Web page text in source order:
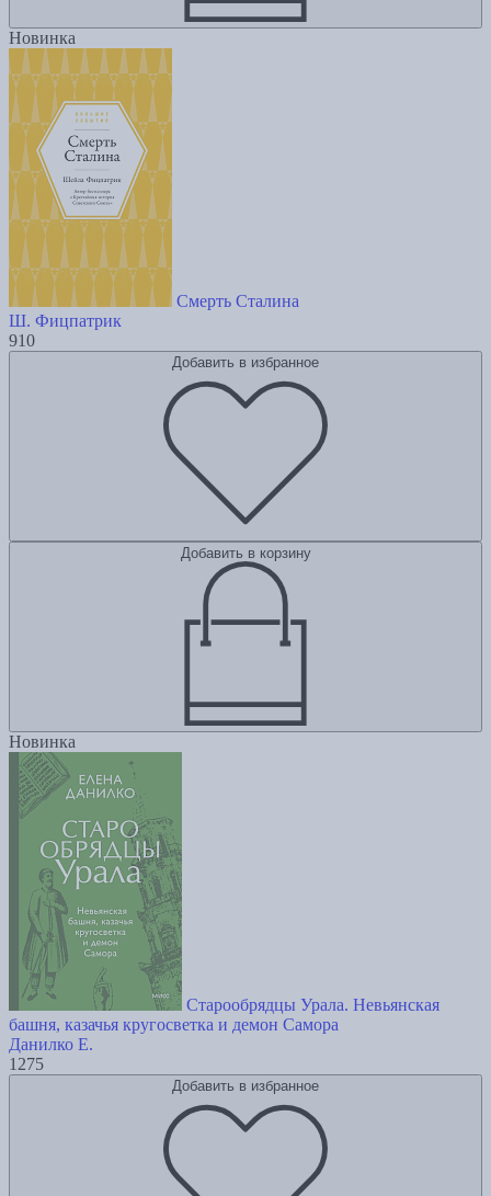
Новинка
Смерть Сталина
Ш. Фицпатрик
910
Добавить в избранное
Добавить в корзину
Новинка
Старообрядцы Урала. Невьянская
башня, казачья кругосветка и демон Самора
Данилко Е.
1275
Добавить в избранное